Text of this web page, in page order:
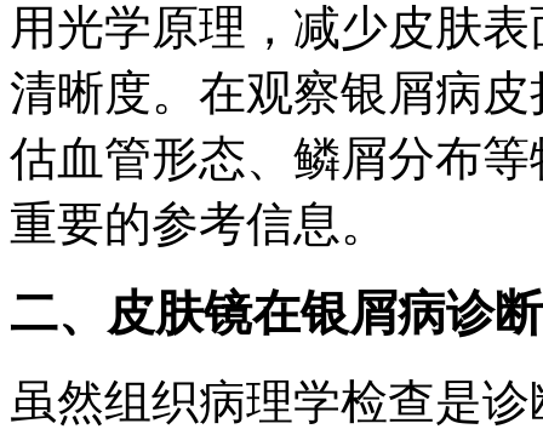
用光学原理，减少皮肤
清晰度。在观察银屑病
估血管形态、鳞屑分布
重要的参考信息。
二、皮肤镜在银屑病诊
虽然组织病理学检查是